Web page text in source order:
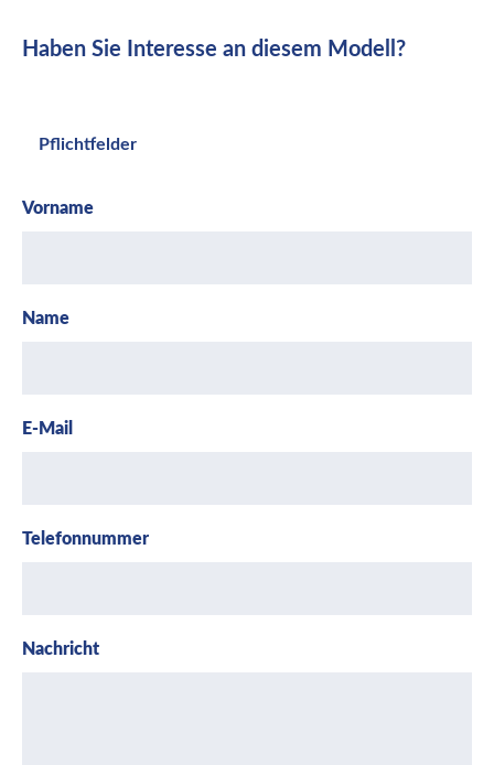
Haben Sie Interesse an diesem Modell?
Pflichtfelder
Vorname
Name
E-Mail
Telefonnummer
Nachricht